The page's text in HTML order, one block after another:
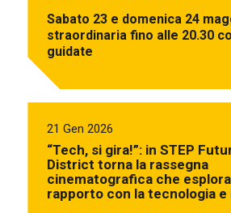
Sabato 23 e domenica 24
straordinaria fino alle 20.30
guidate
21 Gen 2026
“Tech, si gira!”: in STEP
District torna la rassegna
cinematografica che
rapporto con la tecnologia